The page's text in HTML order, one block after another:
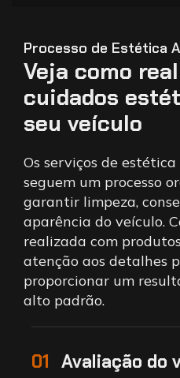
Processo de Estética
Veja como
cuidados
seu veículo
Os serviços de
seguem um processo
garantir limpeza,
aparência do veículo.
realizada com
atenção aos detalhes
proporcionar um
alto padrão.
01 Avaliação do